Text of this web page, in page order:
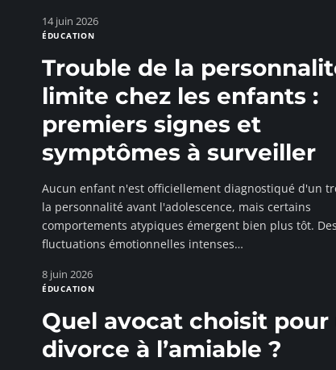
14 juin 2026
ÉDUCATION
Trouble de la
limite chez les enfants :
premiers signes et
symptômes à surveiller
Aucun enfant n'est officiellement diagnostiqué d'un
la personnalité avant l'adolescence, mais certains
comportements atypiques émergent bien plus tôt. Des
fluctuations émotionnelles intenses…
8 juin 2026
ÉDUCATION
Quel avocat choisit pour
divorce à l’amiable ?